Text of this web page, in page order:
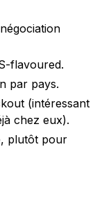
flavoured.
par pays.
(intéressant
chez eux).
plutôt pour